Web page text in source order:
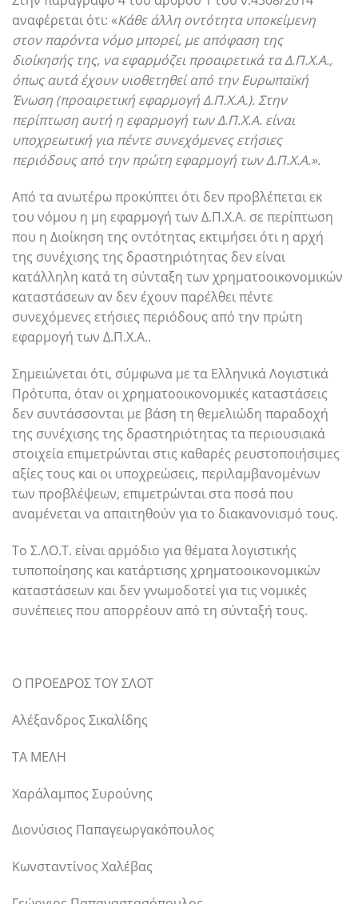
αναφέρεται ότι: «Κάθε άλλη οντότητα υποκείμενη
στον παρόντα νόμο μπορεί, με απόφαση της
διοίκησής της, να εφαρμόζει προαιρετικά τα Δ.Π.Χ.Α.,
όπως αυτά έχουν υιοθετηθεί από την Ευρωπαϊκή
Ένωση (προαιρετική εφαρμογή Δ.Π.Χ.Α.). Στην
περίπτωση αυτή η εφαρμογή των Δ.Π.Χ.Α. είναι
υποχρεωτική για πέντε συνεχόμενες ετήσιες
περιόδους από την πρώτη εφαρμογή των Δ.Π.Χ.Α.».
Από τα ανωτέρω προκύπτει ότι δεν προβλέπεται εκ
του νόμου η μη εφαρμογή των Δ.Π.Χ.Α. σε περίπτωση
που η Διοίκηση της οντότητας εκτιμήσει ότι η αρχή
της συνέχισης της δραστηριότητας δεν είναι
κατάλληλη κατά τη σύνταξη των χρηματοοικονομικών
καταστάσεων αν δεν έχουν παρέλθει πέντε
συνεχόμενες ετήσιες περιόδους από την πρώτη
εφαρμογή των Δ.Π.Χ.Α..
Σημειώνεται ότι, σύμφωνα με τα Ελληνικά Λογιστικά
Πρότυπα, όταν οι χρηματοοικονομικές καταστάσεις
δεν συντάσσονται με βάση τη θεμελιώδη παραδοχή
της συνέχισης της δραστηριότητας τα περιουσιακά
στοιχεία επιμετρώνται στις καθαρές ρευστοποιήσιμες
αξίες τους και οι υποχρεώσεις, περιλαμβανομένων
των προβλέψεων, επιμετρώνται στα ποσά που
αναμένεται να απαιτηθούν για το διακανονισμό τους.
Το Σ.ΛΟ.Τ. είναι αρμόδιο για θέματα λογιστικής
τυποποίησης και κατάρτισης χρηματοοικονομικών
καταστάσεων και δεν γνωμοδοτεί για τις νομικές
συνέπειες που απορρέουν από τη σύνταξή τους.
Ο ΠΡΟΕΔΡΟΣ ΤΟΥ ΣΛΟΤ
Αλέξανδρος Σικαλίδης
ΤΑ ΜΕΛΗ
Χαράλαμπος Συρούνης
Διονύσιος Παπαγεωργακόπουλος
Κωνσταντίνος Χαλέβας